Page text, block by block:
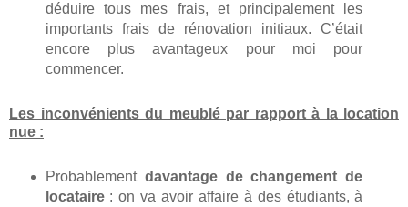
déduire tous mes frais, et principalement les
importants frais de rénovation initiaux. C’était
encore plus avantageux pour moi pour
commencer.
Les inconvénients du meublé par rapport à la location
nue :
Probablement davantage de changement de
locataire : on va avoir affaire à des étudiants, à